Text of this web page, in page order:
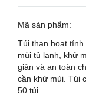
Mã sản phẩm:
Túi than hoạt tính
mùi tủ lạnh, khử
giản và an toàn
cần khử mùi. Túi
50 túi